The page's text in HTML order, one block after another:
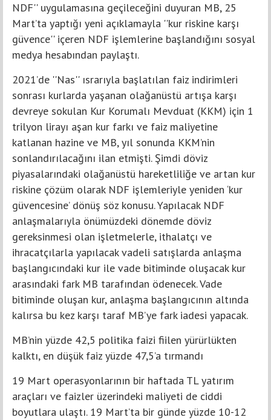
NDF'' uygulamasına geçileceğini duyuran MB, 25
Mart’ta yaptığı yeni açıklamayla ''kur riskine karşı
güvence'' içeren NDF işlemlerine başlandığını sosyal
medya hesabından paylaştı.
2021’de ''Nas'' ısrarıyla başlatılan faiz indirimleri
sonrası kurlarda yaşanan olağanüstü artışa karşı
devreye sokulan Kur Korumalı Mevduat (KKM) için 1
trilyon lirayı aşan kur farkı ve faiz maliyetine
katlanan hazine ve MB, yıl sonunda KKM’nin
sonlandırılacağını ilan etmişti. Şimdi döviz
piyasalarındaki olağanüstü hareketliliğe ve artan kur
riskine çözüm olarak NDF işlemleriyle yeniden ‘kur
güvencesine’ dönüş söz konusu. Yapılacak NDF
anlaşmalarıyla önümüzdeki dönemde döviz
gereksinmesi olan işletmelerle, ithalatçı ve
ihracatçılarla yapılacak vadeli satışlarda anlaşma
başlangıcındaki kur ile vade bitiminde oluşacak kur
arasındaki fark MB tarafından ödenecek. Vade
bitiminde oluşan kur, anlaşma başlangıcının altında
kalırsa bu kez karşı taraf MB’ye fark iadesi yapacak.
MB’nin yüzde 42,5 politika faizi fiilen yürürlükten
kalktı, en düşük faiz yüzde 47,5’a tırmandı
19 Mart operasyonlarının bir haftada TL yatırım
araçları ve faizler üzerindeki maliyeti de ciddi
boyutlara ulaştı. 19 Mart’ta bir günde yüzde 10-12